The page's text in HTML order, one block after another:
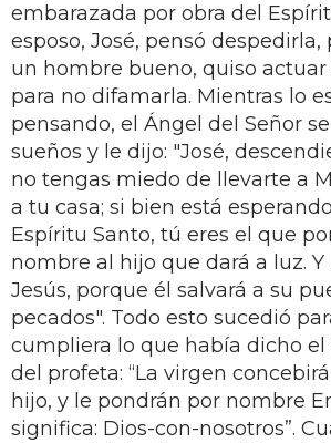
embarazada por obra del
esposo, José, pensó despedirla,
un hombre bueno, quiso
para no difamarla. Mientras lo
pensando, el Ángel del Señor
sueños y le dijo: "José,
no tengas miedo de llevarte a
a tu casa; si bien está
Espíritu Santo, tú eres el que
nombre al hijo que dará a luz. Y
Jesús, porque él salvará a su
pecados". Todo esto sucedió
cumpliera lo que había dicho el
del profeta: “La virgen
hijo, y le pondrán por nombre
significa: Dios-con-nosotros”.